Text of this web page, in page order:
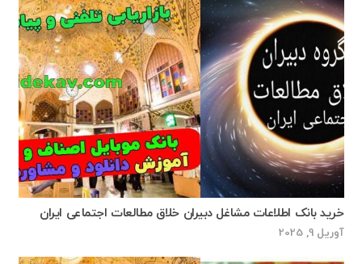
خرید بانک اطلاعات مشاغل دبیران خلاق مطالعات اجتماعی ایران
آوریل 9, 2025